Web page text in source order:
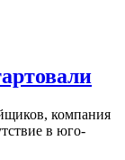
компания
в юго-